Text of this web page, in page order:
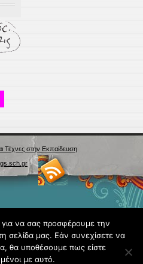
Τέχνες στην Εκπαίδευση
να σας προσφέρουμε την
σελίδα μας. Εάν συνεχίσετε να
θα υποθέσουμε πως είστε
με αυτό.